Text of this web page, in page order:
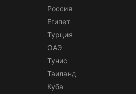
Россия
Египет
Турция
ОАЭ
Тунис
Таиланд
Куба